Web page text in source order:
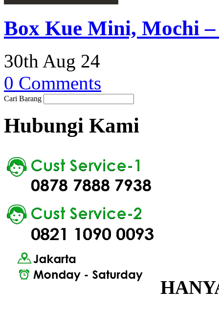
Box Kue Mini, Mochi –
30th Aug 24
0 Comments
Cari Barang
Hubungi Kami